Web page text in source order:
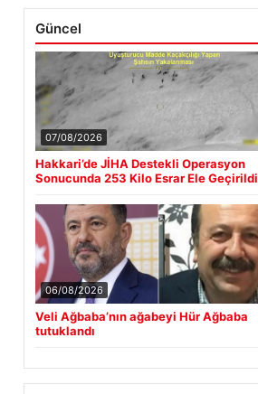
Güncel
07/08/2026
Hakkari’de JİHA Destekli Operasyon
Sonucunda 253 Kilo Esrar Ele Geçirildi
06/08/2026
Veli Ağbaba’nın ağabeyi Hür Ağbaba
tutuklandı